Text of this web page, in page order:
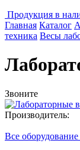
Продукция в
Главная Каталог
техника Весы
Звоните
Производитель:
Все